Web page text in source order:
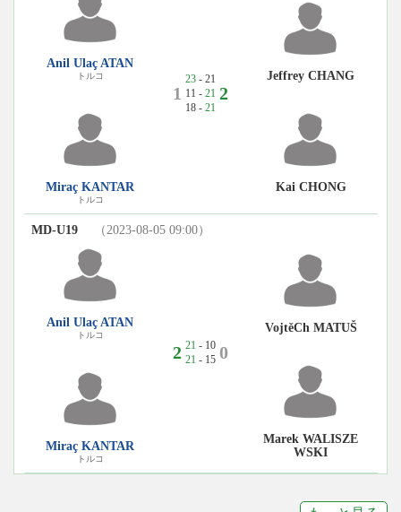
Anil Ulaç ATAN
トルコ
Miraç KANTAR
トルコ
1
23- 21
11 - 21
18 - 21
2
Jeffrey CHANG
Kai CHONG
MD-U19 （2023-08-05 09:00）
Anil Ulaç ATAN
トルコ
Miraç KANTAR
トルコ
2 21 - 10
21 - 15 0
VojtěCh MATUŠ
Marek WALISZE
WSKI